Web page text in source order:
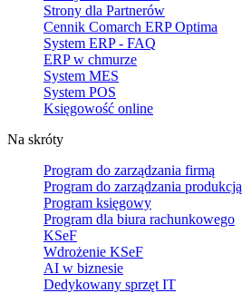
Strony dla Partnerów
Cennik Comarch ERP Optima
System ERP - FAQ
ERP w chmurze
System MES
System POS
Księgowość online
Na skróty
Program do zarządzania firmą
Program do zarządzania produkcją
Program księgowy
Program dla biura rachunkowego
KSeF
Wdrożenie KSeF
AI w biznesie
Dedykowany sprzęt IT